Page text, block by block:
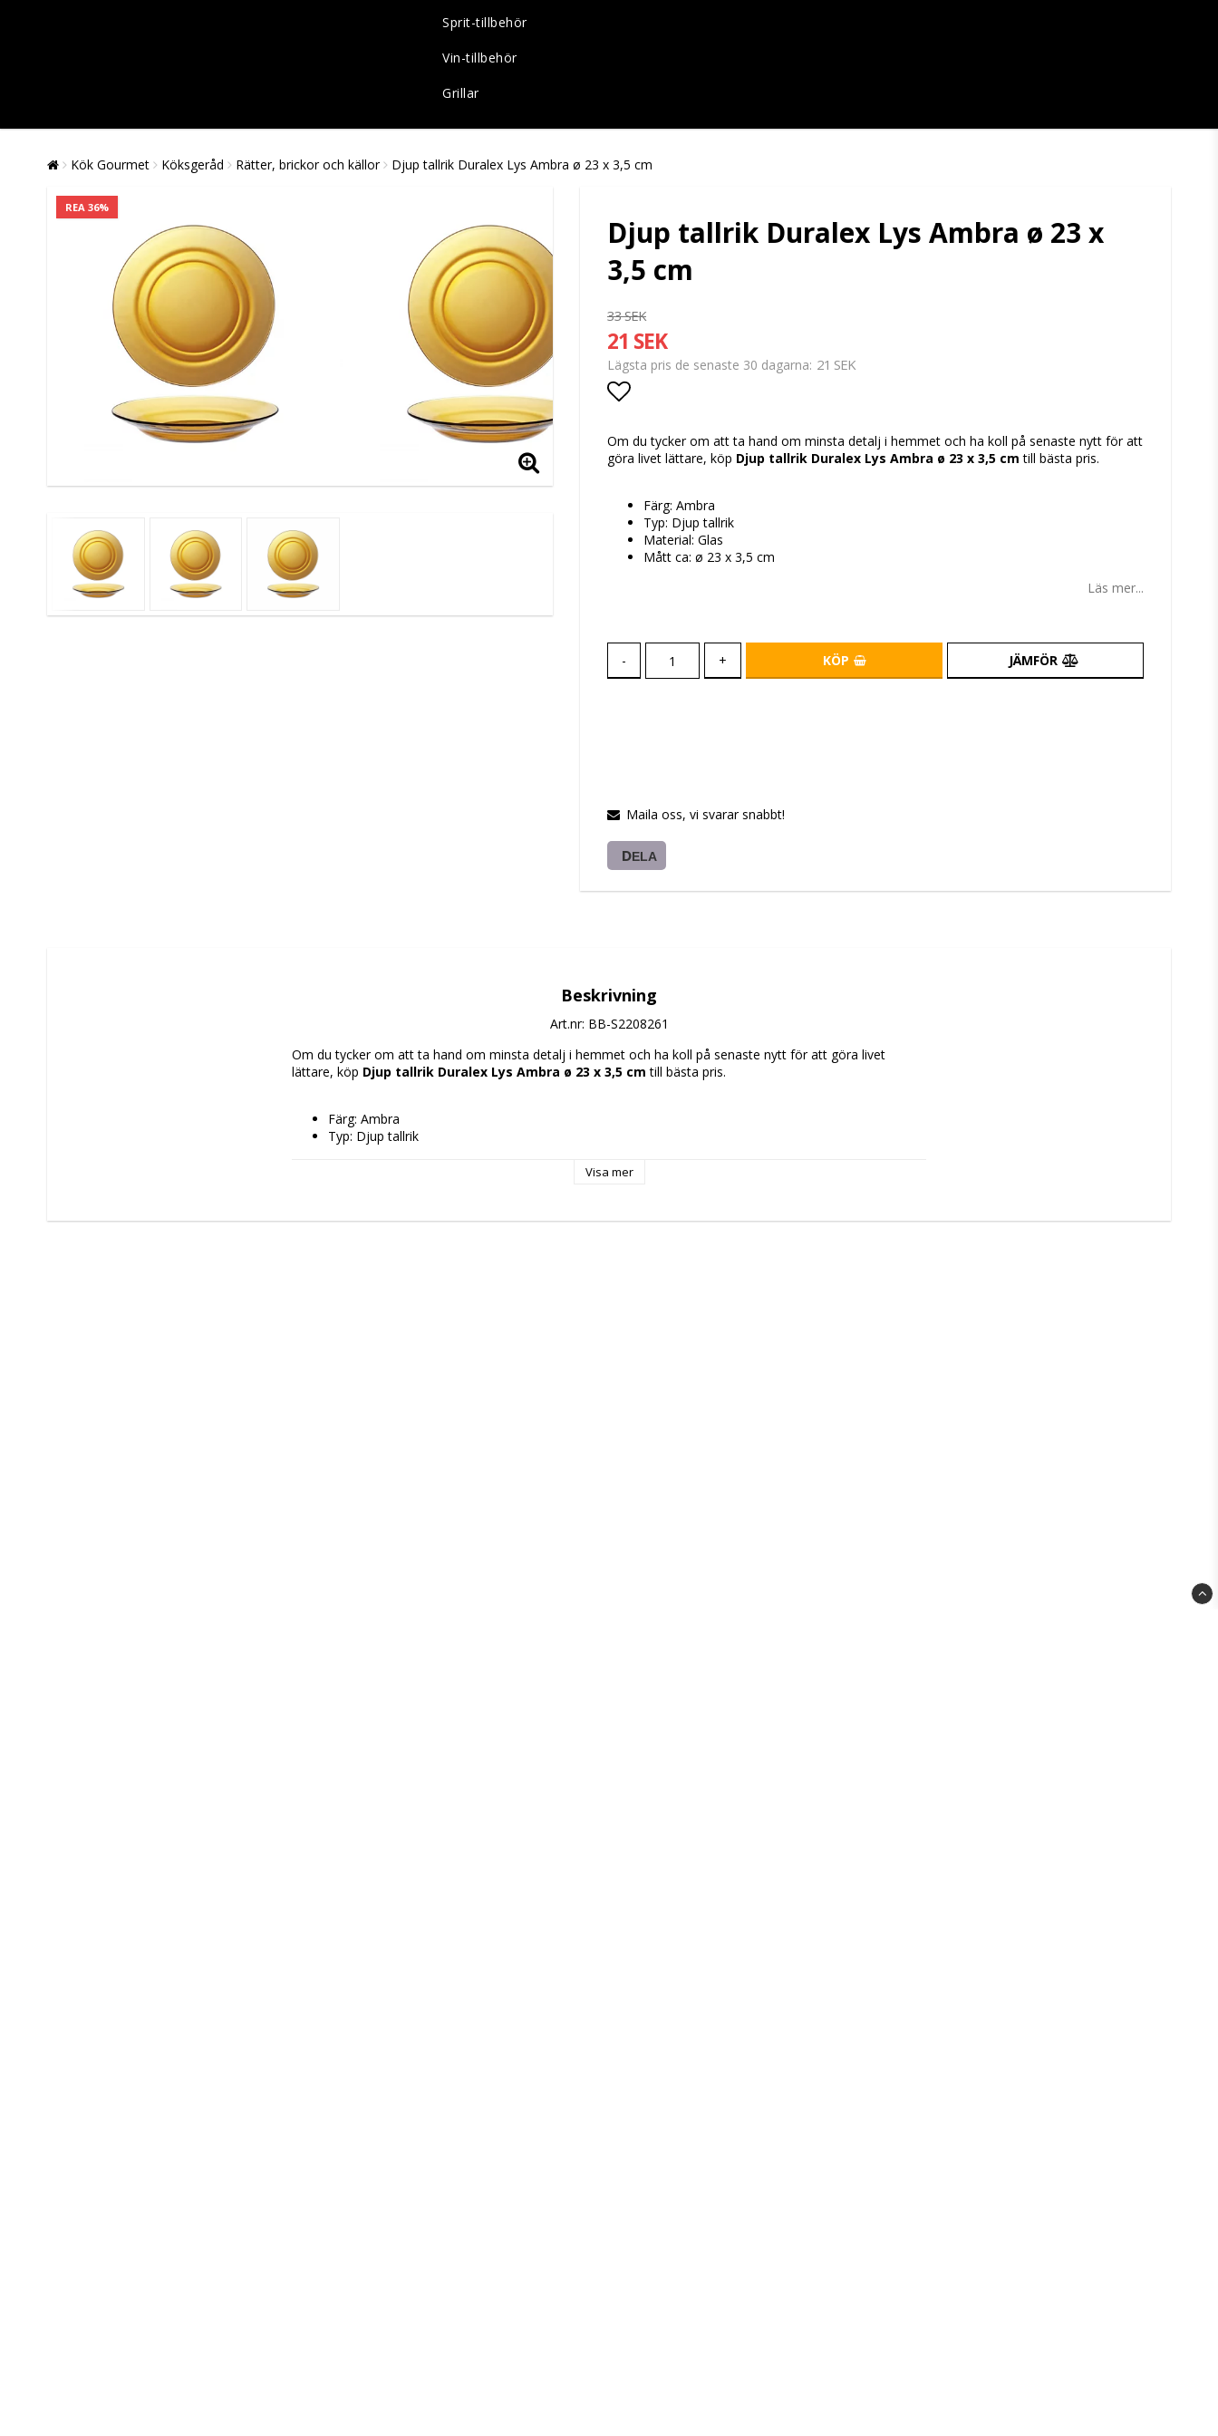
Sprit-tillbehör
Vin-tillbehör
Grillar
Kök Gourmet Köksgeråd Rätter, brickor och källor Djup tallrik Duralex Lys Ambra ø 23 x 3,5 cm
REA 36%
Djup tallrik Duralex Lys Ambra ø 23 x
3,5 cm
33 SEK
21 SEK
Lägsta pris de senaste 30 dagarna 21 SEK
Lägg till i favoritlistan
Om du tycker om att ta hand om minsta detalj i hemmet och ha koll på senaste nytt för att
göra livet lättare, köp Djup tallrik Duralex Lys Ambra ø 23 x 3,5 cm till bästa pris.
Färg: Ambra
Typ: Djup tallrik
Material: Glas
Mått ca: ø 23 x 3,5 cm
Läs mer...
- + KÖP JÄMFÖR
Maila oss, vi svarar snabbt!
DELA
Beskrivning
Art.nr: BB-S2208261
Om du tycker om att ta hand om minsta detalj i hemmet och ha koll på senaste nytt för att göra livet
lättare, köp Djup tallrik Duralex Lys Ambra ø 23 x 3,5 cm till bästa pris.
Färg: Ambra
Typ: Djup tallrik
Visa mer